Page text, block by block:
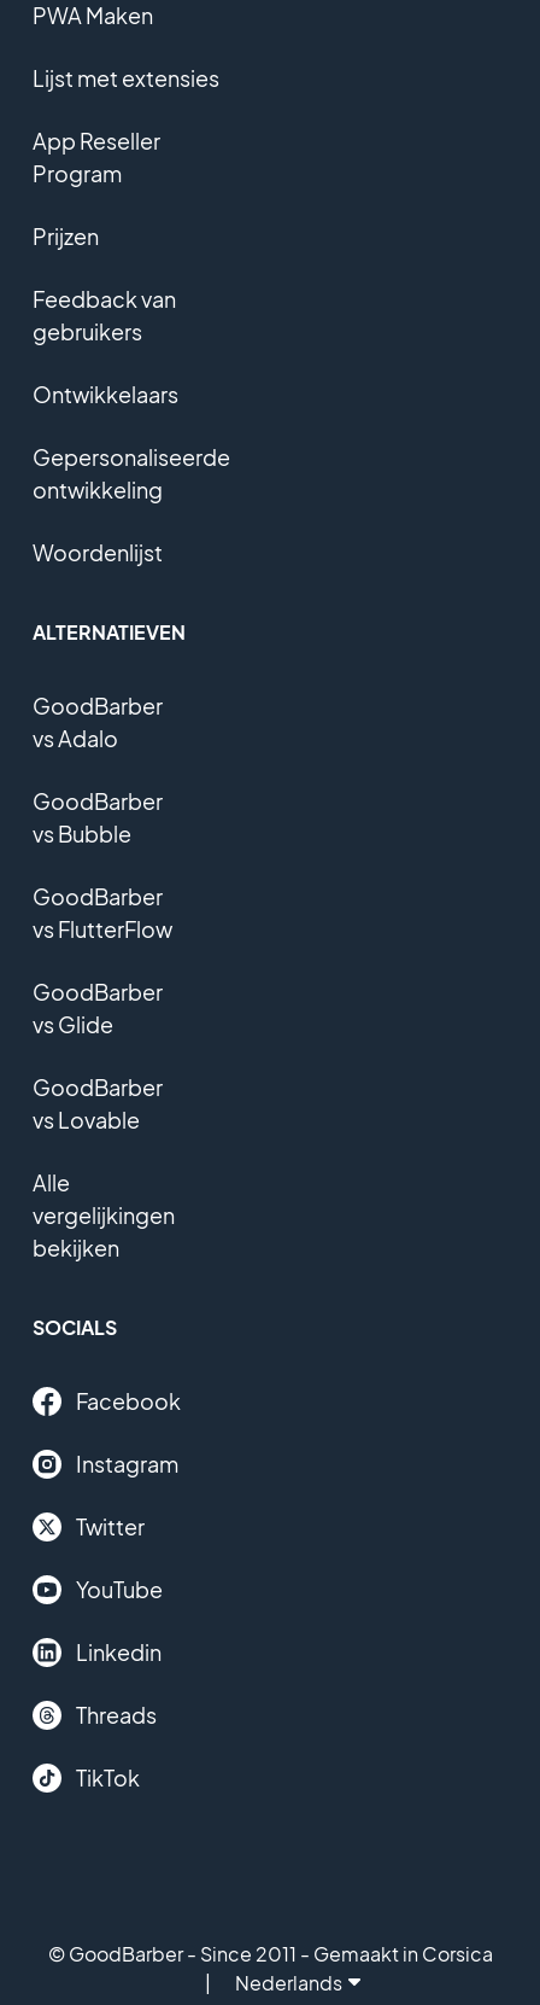
PWA Maken
Lijst met extensies
App Reseller
Program
Prijzen
Feedback van
gebruikers
Ontwikkelaars
Gepersonaliseerde
ontwikkeling
Woordenlijst
ALTERNATIEVEN
GoodBarber
vs Adalo
GoodBarber
vs Bubble
GoodBarber
vs FlutterFlow
GoodBarber
vs Glide
GoodBarber
vs Lovable
Alle
vergelijkingen
bekijken
SOCIALS
Facebook
Instagram
Twitter
YouTube
Linkedin
Threads
TikTok
© GoodBarber - Since 2011 - Gemaakt in Corsica
Nederlands